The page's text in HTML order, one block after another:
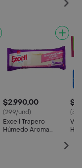
$2.990,00
(299/und)
Excell Trapero
Húmedo Aroma